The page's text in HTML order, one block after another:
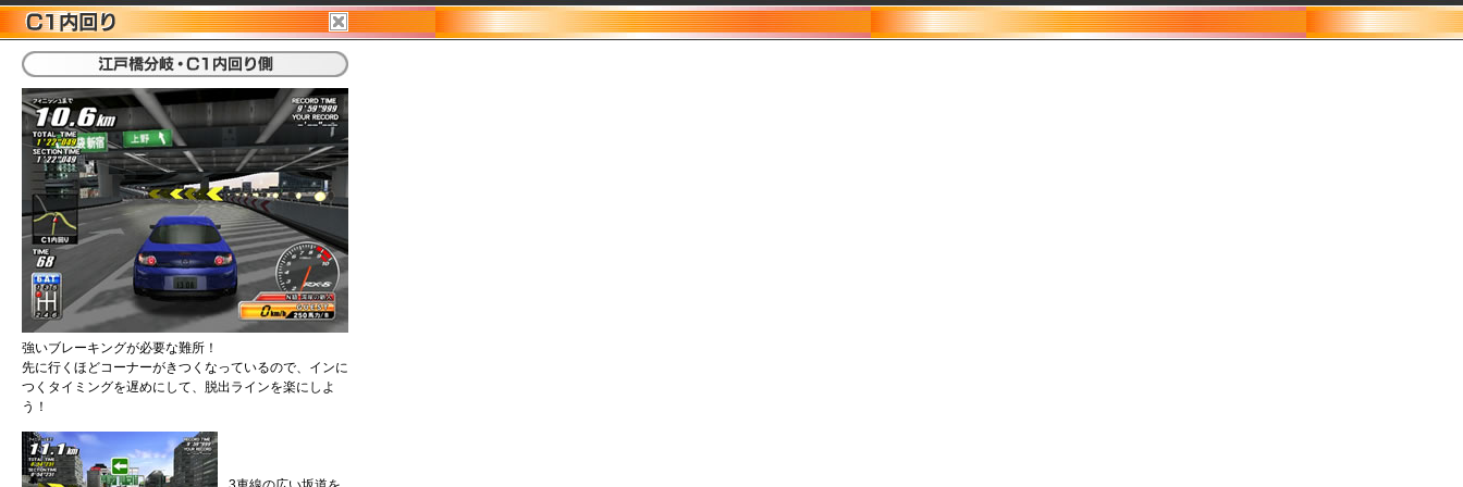
強いブレーキングが必要な難所！
先に行くほどコーナーがきつくなっているので、インに
つくタイミングを遅めにして、脱出ラインを楽にしよ
う！